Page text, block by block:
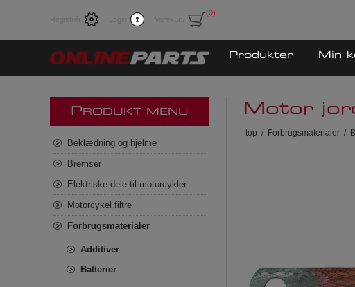
Registrér Login Varekurv
(0)
Produkter Min
Motor
top / Forbrugsmaterialer /
P RODUKT MENU
Beklædning og hjelme
Bremser
Elektriske dele til motorcykler
Motorcykel filtre
Forbrugsmaterialer
Additiver
Batterier